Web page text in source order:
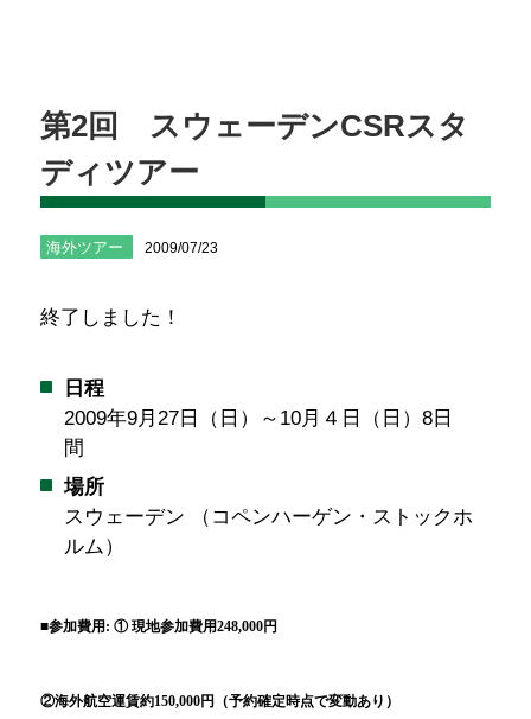
第2回 スウェーデンCSRスタ
ディツアー
海外ツアー 2009/07/23
終了しました！
日程
2009年9月27日（日）～10月４日（日）8日
間
場所
スウェーデン （コペンハーゲン・ストックホ
ルム）
■参加費用: ① 現地参加費用248,000円
②海外航空運賃約150,000円（予約確定時点で変動あり）